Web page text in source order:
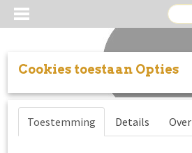
Inloggen Registreren
Cookies toestaan Opties
Toestemming Details Over